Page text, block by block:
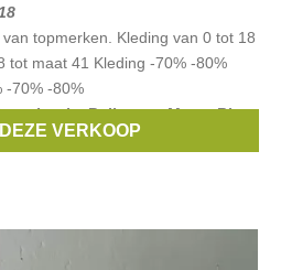
topmerken. Kleding van 0 tot 18
tot maat 41 Kleding -70% -80%
-70% -80%
kurris,Bellerose,Maan,Rita
VERKOOP